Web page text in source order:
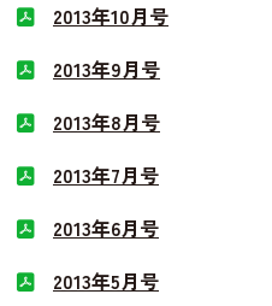
2013年10月号
2013年9月号
2013年8月号
2013年7月号
2013年6月号
2013年5月号